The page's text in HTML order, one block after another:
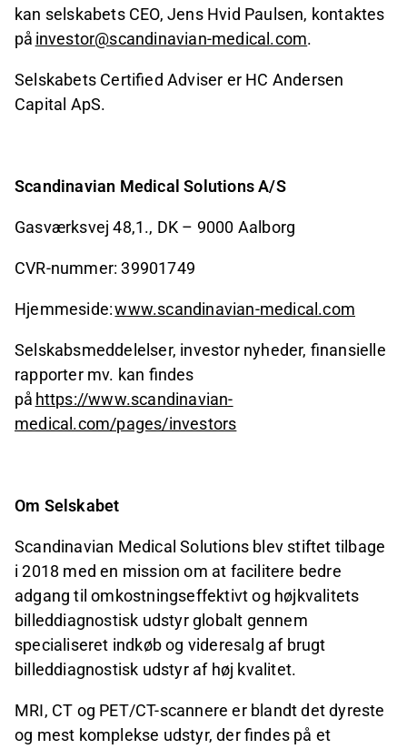
kan selskabets CEO, Jens Hvid Paulsen, kontaktes
på investor@scandinavian-medical.com.
Selskabets Certified Adviser er HC Andersen
Capital ApS.
Scandinavian Medical Solutions A/S
Gasværksvej 48,1., DK – 9000 Aalborg
CVR-nummer: 39901749
Hjemmeside:www.scandinavian-medical.com
Selskabsmeddelelser, investor nyheder, finansielle
rapporter mv. kan findes
på https://www.scandinavian-
medical.com/pages/investors
Om Selskabet
Scandinavian Medical Solutions blev stiftet tilbage
i 2018 med en mission om at facilitere bedre
adgang til omkostningseffektivt og højkvalitets
billeddiagnostisk udstyr globalt gennem
specialiseret indkøb og videresalg af brugt
billeddiagnostisk udstyr af høj kvalitet.
MRI, CT og PET/CT-scannere er blandt det dyreste
og mest komplekse udstyr, der findes på et